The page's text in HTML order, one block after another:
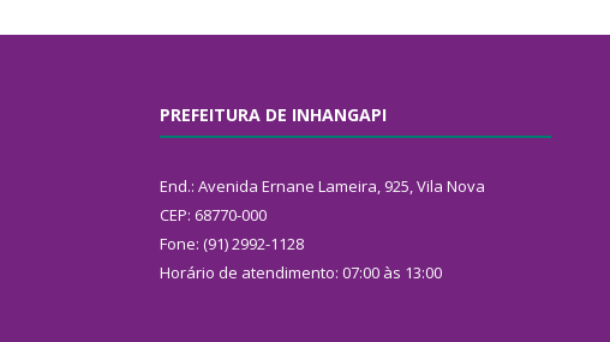
PREFEITURA DE INHANGAPI
End.: Avenida Ernane Lameira, 925, Vila Nova
CEP: 68770-000
Fone: (91) 2992-1128
Horário de atendimento: 07:00 às 13:00